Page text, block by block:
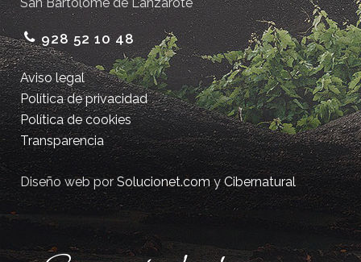
928 52 10 48
Aviso legal
Política de privacidad
Política de cookies
Transparencia
Diseño web porSolucionet.comyCibernatural